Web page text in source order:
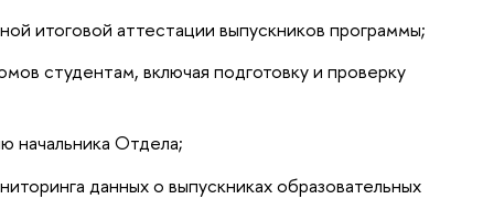
итоговой аттестации выпускников программы;
студентам, включая подготовку и проверку
начальника Отдела;
данных о выпускниках образовательных